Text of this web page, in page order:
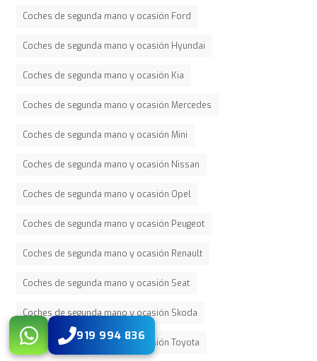
919 994 836
Coches de segunda mano y ocasión Ford
Coches de segunda mano y ocasión Hyundai
Coches de segunda mano y ocasión Kia
Coches de segunda mano y ocasión Mercedes
Coches de segunda mano y ocasión Mini
Coches de segunda mano y ocasión Nissan
Coches de segunda mano y ocasión Opel
Coches de segunda mano y ocasión Peugeot
Coches de segunda mano y ocasión Renault
Coches de segunda mano y ocasión Seat
Coches de segunda mano y ocasión Skoda
Coches de segunda mano y ocasión Toyota